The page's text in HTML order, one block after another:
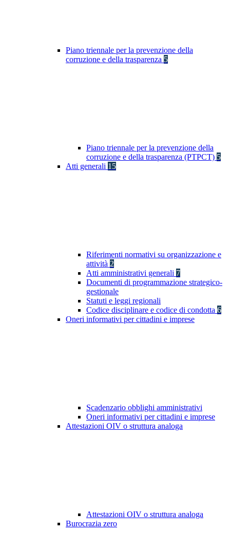
Piano triennale per la prevenzione della
corruzione e della trasparenza 5
Piano triennale per la prevenzione della
corruzione e della trasparenza (PTPCT) 5
Atti generali 15
Riferimenti normativi su organizzazione e
attività 2
Atti amministrativi generali 7
Documenti di programmazione strategico-
gestionale
Statuti e leggi regionali
Codice disciplinare e codice di condotta 6
Oneri informativi per cittadini e imprese
Scadenzario obblighi amministrativi
Oneri informativi per cittadini e imprese
Attestazioni OIV o struttura analoga
Attestazioni OIV o struttura analoga
Burocrazia zero